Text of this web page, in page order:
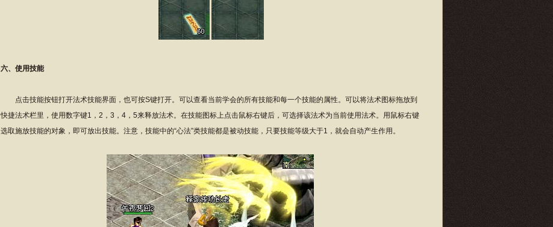
六、使用技能
点击技能按钮打开法术技能界面，也可按S键打开。可以查看当前学会的所有技能和每一个技能的属性。可以将法术图标拖放到
快捷法术栏里，使用数字键1，2，3，4，5来释放法术。在技能图标上点击鼠标右键后，可选择该法术为当前使用法术。用鼠标右键
选取施放技能的对象，即可放出技能。注意，技能中的“心法”类技能都是被动技能，只要技能等级大于1，就会自动产生作用。